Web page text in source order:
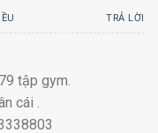
TRẢ LỜI
tập gym.
cái .